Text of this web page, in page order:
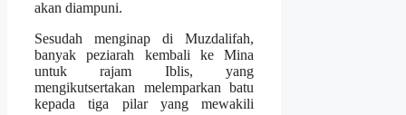
akan diampuni.
Sesudah menginap di Muzdalifah,
banyak peziarah kembali ke Mina
untuk rajam Iblis, yang
mengikutsertakan melemparkan batu
kepada tiga pilar yang mewakili